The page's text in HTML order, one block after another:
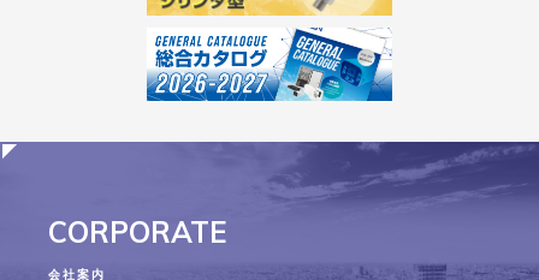
CORPORATE
会社案内